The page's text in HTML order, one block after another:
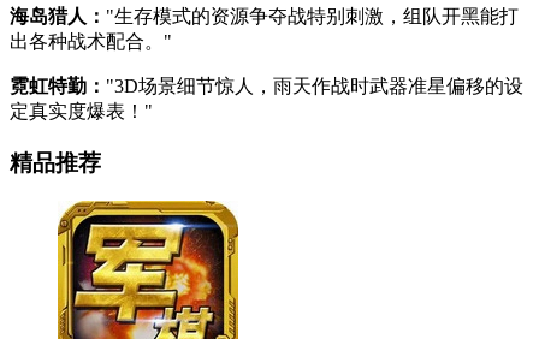
海岛猎人： "生存模式的资源争夺战特别刺激，组队开黑能打
出各种战术配合。"
霓虹特勤： "3D场景细节惊人，雨天作战时武器准星偏移的设
定真实度爆表！"
精品推荐